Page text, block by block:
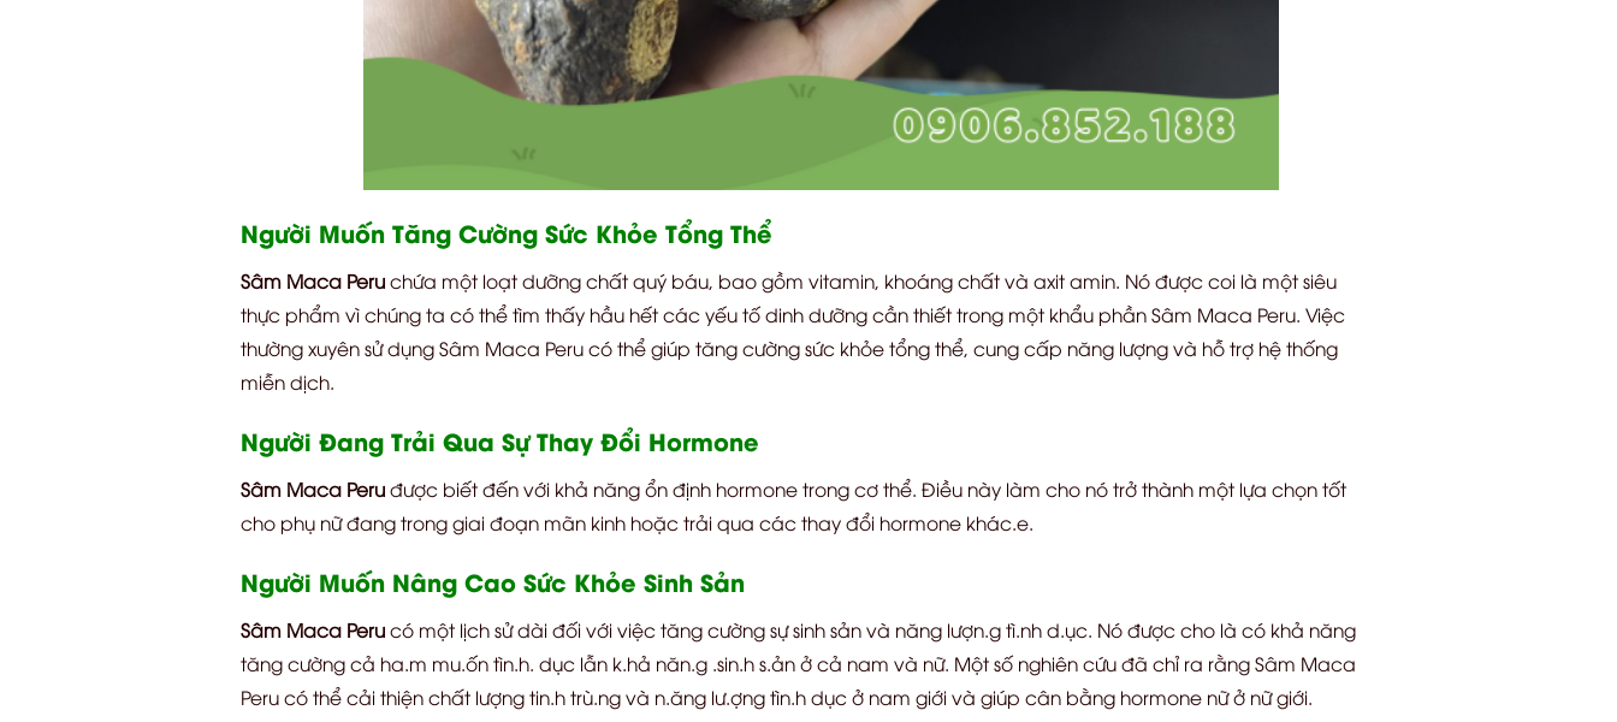
Người Muốn Tăng Cường Sức Khỏe Tổng Thể
Sâm Maca Peruchứa một loạt dưỡng chất quý báu, bao gồm vitamin, khoáng chất và axit amin. Nó được coi là một siêu
thực phẩm vì chúng ta có thể tìm thấy hầu hết các yếu tố dinh dưỡng cần thiết trong một khẩu phần Sâm Maca Peru. Việc
thường xuyên sử dụng Sâm Maca Peru có thể giúp tăng cường sức khỏe tổng thể, cung cấp năng lượng và hỗ trợ hệ thống
miễn dịch.
Người Đang Trải Qua Sự Thay Đổi Hormone
Sâm Maca Peruđược biết đến với khả năng ổn định hormone trong cơ thể. Điều này làm cho nó trở thành một lựa chọn tốt
cho phụ nữ đang trong giai đoạn mãn kinh hoặc trải qua các thay đổi hormone khác.e.
Người Muốn Nâng Cao Sức Khỏe Sinh Sản
Sâm Maca Perucó một lịch sử dài đối với việc tăng cường sự sinh sản và năng lượn.g tì.nh d.ục. Nó được cho là có khả năng
tăng cường cả ha.m mu.ốn tìn.h. dục lẫn k.hả năn.g .sin.h s.ản ở cả nam và nữ. Một số nghiên cứu đã chỉ ra rằng Sâm Maca
Peru có thể cải thiện chất lượng tin.h trù.ng và n.ăng lư.ợng tìn.h dục ở nam giới và giúp cân bằng hormone nữ ở nữ giới.